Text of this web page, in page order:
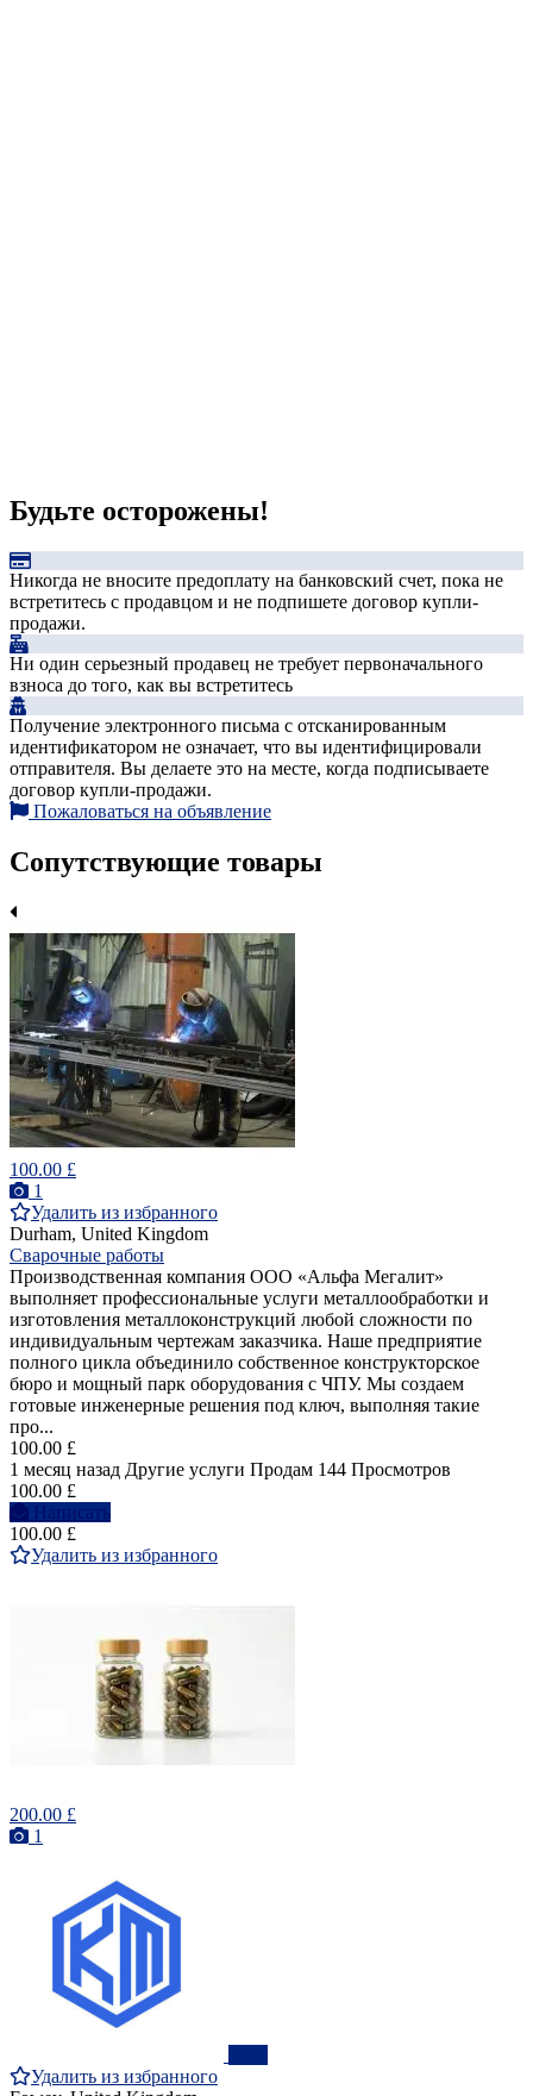
Будьте осторожены!
Никогда не вносите предоплату на банковский счет, пока не
встретитесь с продавцом и не подпишете договор купли-
продажи.
Ни один серьезный продавец не требует первоначального
взноса до того, как вы встретитесь
Получение электронного письма с отсканированным
идентификатором не означает, что вы идентифицировали
отправителя. Вы делаете это на месте, когда подписываете
договор купли-продажи.
Пожаловаться на объявление
Сопутствующие товары
100.00 £
1
Удалить из избранного
Durham, United Kingdom
Сварочные работы
Производственная компания ООО «Альфа Мегалит»
выполняет профессиональные услуги металлообработки и
изготовления металлоконструкций любой сложности по
индивидуальным чертежам заказчика. Наше предприятие
полного цикла объединило собственное конструкторское
бюро и мощный парк оборудования с ЧПУ. Мы создаем
готовые инженерные решения под ключ, выполняя такие
про...
100.00 £
1 месяц назад Другие услуги Продам 144 Просмотров
100.00 £
Написать
100.00 £
Удалить из избранного
200.00 £
1
Удалить из избранного